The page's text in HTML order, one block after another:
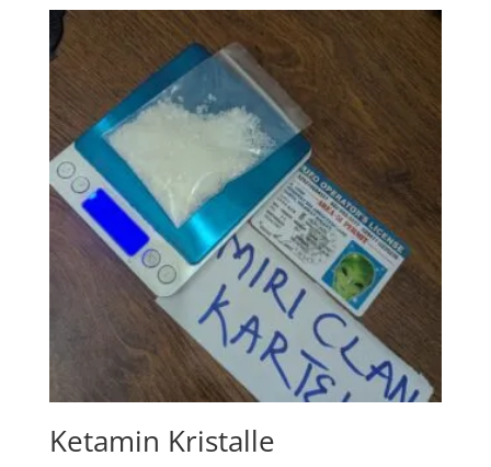
through
8.500,00 €
Ketamin Kristalle